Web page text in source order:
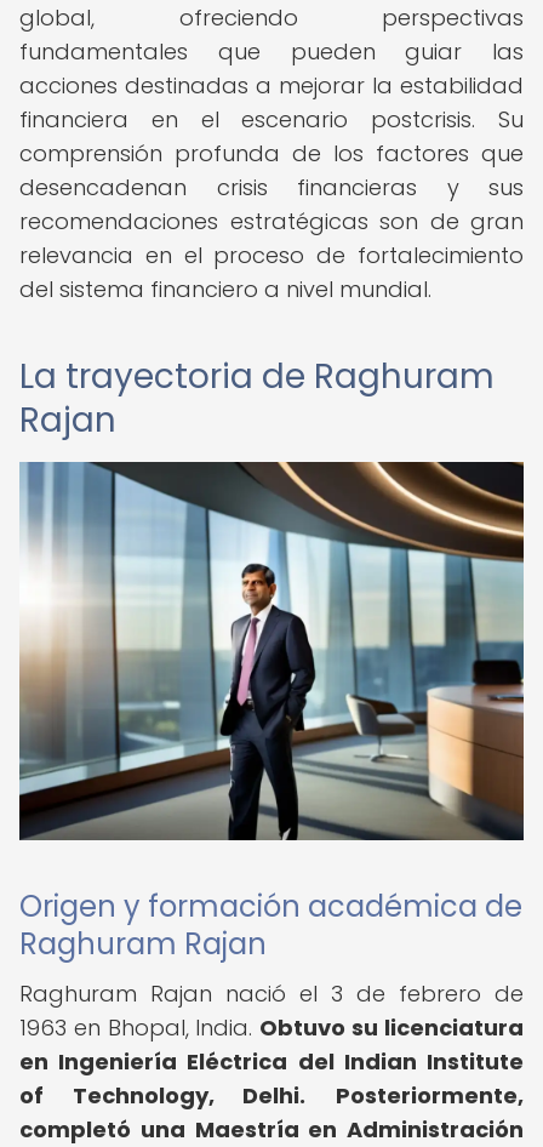
global, ofreciendo perspectivas
fundamentales que pueden guiar las
acciones destinadas a mejorar la estabilidad
financiera en el escenario postcrisis. Su
comprensión profunda de los factores que
desencadenan crisis financieras y sus
recomendaciones estratégicas son de gran
relevancia en el proceso de fortalecimiento
del sistema financiero a nivel mundial.
La trayectoria de Raghuram
Rajan
Origen y formación académica de
Raghuram Rajan
Raghuram Rajan nació el 3 de febrero de
1963 en Bhopal, India. Obtuvo su licenciatura
en Ingeniería Eléctrica del Indian Institute
of Technology, Delhi.
Posteriormente,
completó una Maestría en Administración